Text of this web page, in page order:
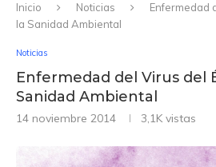
Inicio Noticias
Enfermedad
la Sanidad Ambiental
Noticias
Enfermedad del Virus del
Sanidad Ambiental
14 noviembre 2014 3,1K vistas